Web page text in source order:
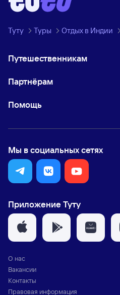
Туту Туры Отдых в Индии
Путешественникам
Партнёрам
Помощь
Мы в социальных сетях
Приложение Туту
О нас
Вакансии
Контакты
Правовая информация